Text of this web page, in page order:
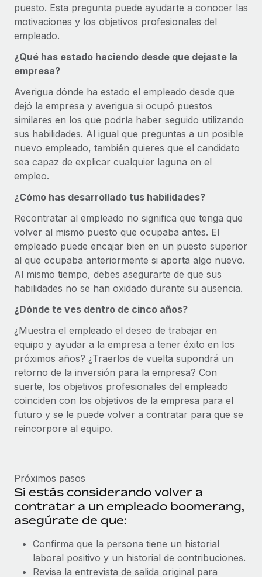
puesto. Esta pregunta puede ayudarte a conocer las
motivaciones y los objetivos profesionales del
empleado.
¿Qué has estado haciendo desde que dejaste la
empresa?
Averigua dónde ha estado el empleado desde que
dejó la empresa y averigua si ocupó puestos
similares en los que podría haber seguido utilizando
sus habilidades. Al igual que preguntas a un posible
nuevo empleado, también quieres que el candidato
sea capaz de explicar cualquier laguna en el
empleo.
¿Cómo has desarrollado tus habilidades?
Recontratar al empleado no significa que tenga que
volver al mismo puesto que ocupaba antes. El
empleado puede encajar bien en un puesto superior
al que ocupaba anteriormente si aporta algo nuevo.
Al mismo tiempo, debes asegurarte de que sus
habilidades no se han oxidado durante su ausencia.
¿Dónde te ves dentro de cinco años?
¿Muestra el empleado el deseo de trabajar en
equipo y ayudar a la empresa a tener éxito en los
próximos años? ¿Traerlos de vuelta supondrá un
retorno de la inversión para la empresa? Con
suerte, los objetivos profesionales del empleado
coinciden con los objetivos de la empresa para el
futuro y se le puede volver a contratar para que se
reincorpore al equipo.
Próximos pasos
Si estás considerando volver a
contratar a un empleado boomerang,
asegúrate de que:
Confirma que la persona tiene un historial
laboral positivo y un historial de contribuciones.
Revisa la entrevista de salida original para